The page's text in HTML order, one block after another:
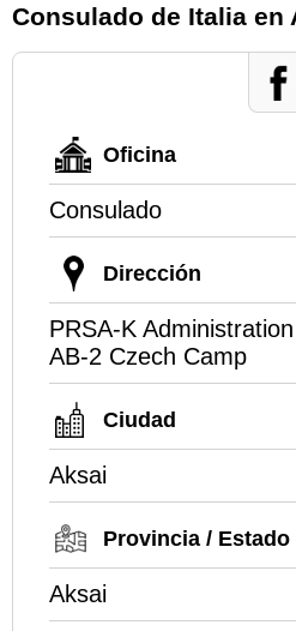
Consulado de Italia en
Oficina
Consulado
Dirección
PRSA-K
AB-2 Czech Camp
Ciudad
Aksai
Provincia / Estado
Aksai